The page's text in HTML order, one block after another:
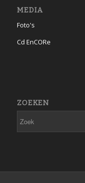
MEDIA
Foto's
Cd EnCORe
ZOEKEN